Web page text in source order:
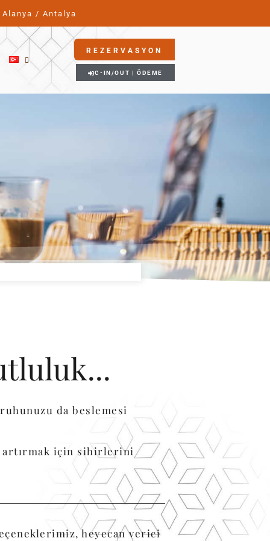
Alanya / Antalya
REZERVASYON
C-IN/OUT | ÖDEME
da beslemesi
için sihirlerini
heyecan verici